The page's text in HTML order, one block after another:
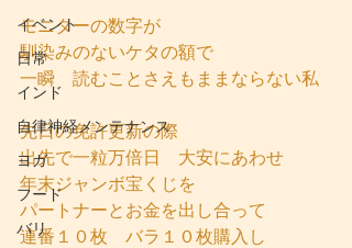
イベント
日常
インド
自律神経メンテナンス
ヨガ
フード
バリ
モニターの数字が
馴染みのないケタの額で
一瞬　読むことさえもままならない私
先日の免許更新の際
出先で一粒万倍日　大安にあわせ
年末ジャンボ宝くじを
パートナーとお金を出し合って
連番１０枚　バラ１０枚購入し